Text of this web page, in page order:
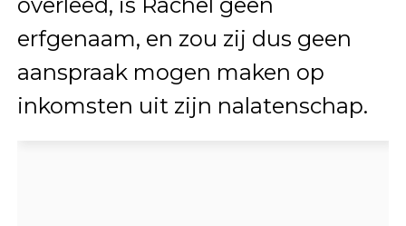
erfgenaam, en zou zij dus geen
aanspraak mogen maken op
inkomsten uit zijn nalatenschap.